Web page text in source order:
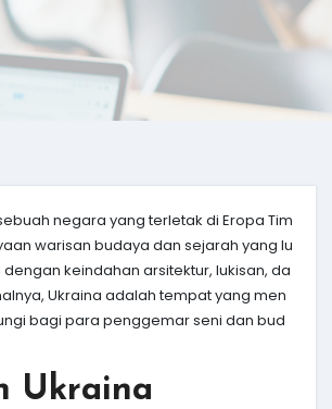
negara yang terletak di Eropa Tim
warisan budaya dan sejarah yang lu
keindahan arsitektur, lukisan, da
Ukraina adalah tempat yang men
bagi para penggemar seni dan bud
Ukraina